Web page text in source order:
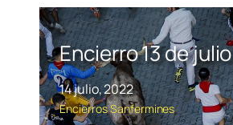
Encierro 13 de julio
14 julio, 2022
Encierros Sanfermines